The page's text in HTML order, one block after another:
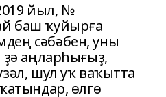
йыл, №
баш ҡуйырға
сәбәбен, уны
ҙә аңларһығыҙ,
шул уҡ ваҡытта
өлгө